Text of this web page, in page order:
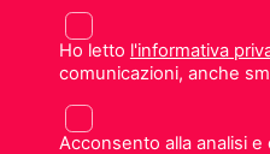
Ho letto l'informativa
comunicazioni, anche
Acconsento alla analisi